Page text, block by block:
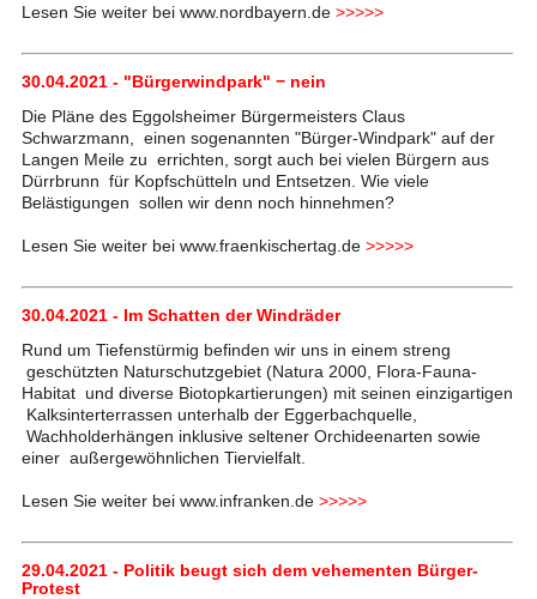
Lesen Sie weiter bei www.nordbayern.de >>>>>
30.04.2021 - "Bürgerwindpark" − nein
Die Pläne des Eggolsheimer Bürgermeisters Claus
Schwarzmann, einen sogenannten "Bürger-Windpark" auf der
Langen Meile zu errichten, sorgt auch bei vielen Bürgern aus
Dürrbrunn für Kopfschütteln und Entsetzen. Wie viele
Belästigungen sollen wir denn noch hinnehmen?
Lesen Sie weiter bei www.fraenkischertag.de >>>>>
30.04.2021 - Im Schatten der Windräder
Rund um Tiefenstürmig befinden wir uns in einem streng
geschützten Naturschutzgebiet (Natura 2000, Flora-Fauna-
Habitat und diverse Biotopkartierungen) mit seinen einzigartigen
Kalksinterterrassen unterhalb der Eggerbachquelle,
Wachholderhängen inklusive seltener Orchideenarten sowie
einer außergewöhnlichen Tiervielfalt.
Lesen Sie weiter bei www.infranken.de >>>>>
29.04.2021 - Politik beugt sich dem vehementen Bürger-
Protest